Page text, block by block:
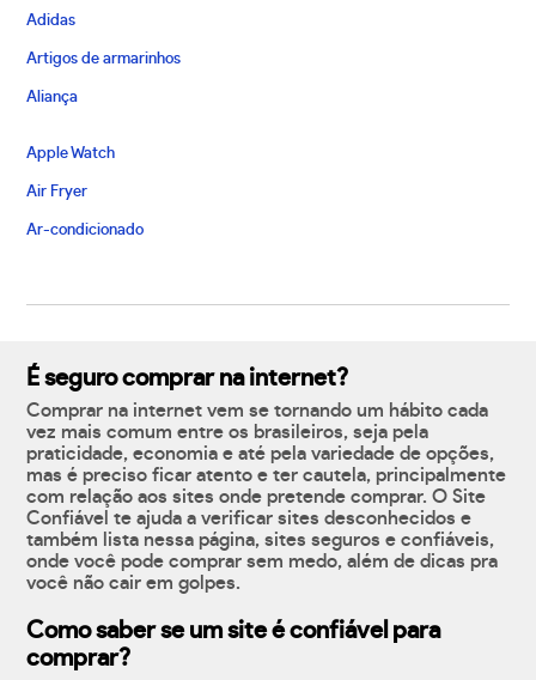
Adidas
Artigos de armarinhos
Aliança
Apple Watch
Air Fryer
Ar-condicionado
É seguro comprar na internet?
Comprar na internet vem se tornando um hábito cada
vez mais comum entre os brasileiros, seja pela
praticidade, economia e até pela variedade de opções,
mas é preciso ficar atento e ter cautela, principalmente
com relação aos sites onde pretende comprar. O Site
Confiável te ajuda a verificar sites desconhecidos e
também lista nessa página, sites seguros e confiáveis,
onde você pode comprar sem medo, além de dicas pra
você não cair em golpes.
Como saber se um site é confiável para
comprar?